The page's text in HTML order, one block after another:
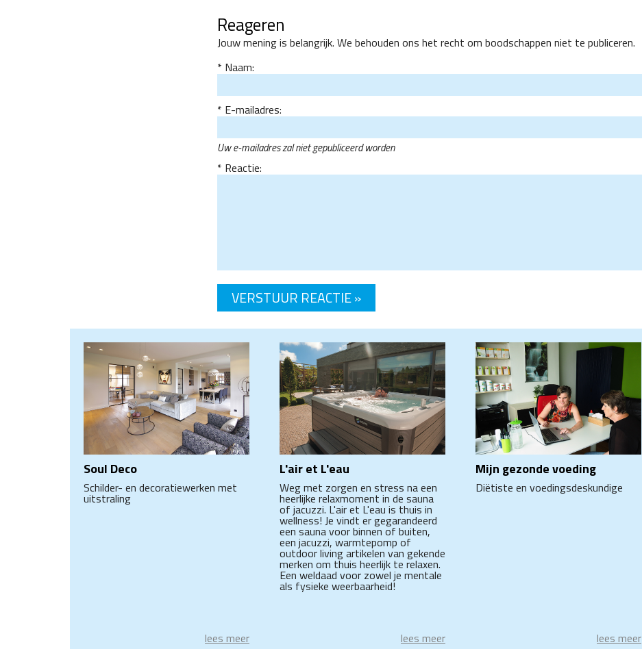
Reageren
Jouw mening is belangrijk. We behouden ons het recht om boodschappen niet te publiceren.
Naam:
E-mailadres:
Uw e-mailadres zal niet gepubliceerd worden
Reactie:
Soul Deco
Schilder- en decoratiewerken met
uitstraling
lees meer
L'air et L'eau
Weg met zorgen en stress na een
heerlijke relaxmoment in de sauna
of jacuzzi. L'air et L'eau is thuis in
wellness! Je vindt er gegarandeerd
een sauna voor binnen of buiten,
een jacuzzi, warmtepomp of
outdoor living artikelen van gekende
merken om thuis heerlijk te relaxen.
Een weldaad voor zowel je mentale
als fysieke weerbaarheid!
lees meer
Mijn gezonde voeding
Diëtiste en voedingsdeskundige
lees meer